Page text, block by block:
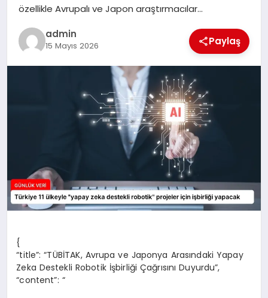
özellikle Avrupalı ve Japon araştırmacılar…
admin
15 Mayıs 2026 Paylaş
{
“title”: “TÜBİTAK, Avrupa ve Japonya Arasındaki Yapay
Zeka Destekli Robotik İşbirliği Çağrısını Duyurdu”,
“content”: “